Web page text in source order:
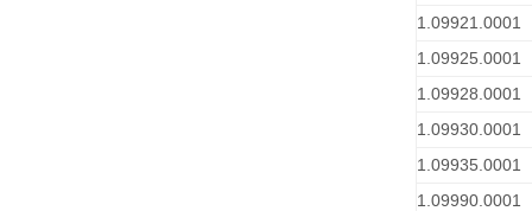
1.09921.0001
1.09925.0001
1.09928.0001
1.09930.0001
1.09935.0001
1.09990.0001